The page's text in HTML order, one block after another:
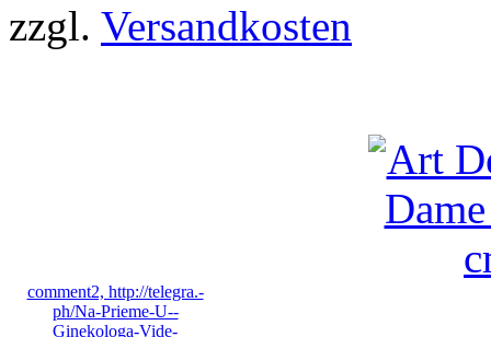
zzgl. Versandkosten
comment2, http://telegra.-
ph/Na-Prieme-U--
Ginekologa-Vide-